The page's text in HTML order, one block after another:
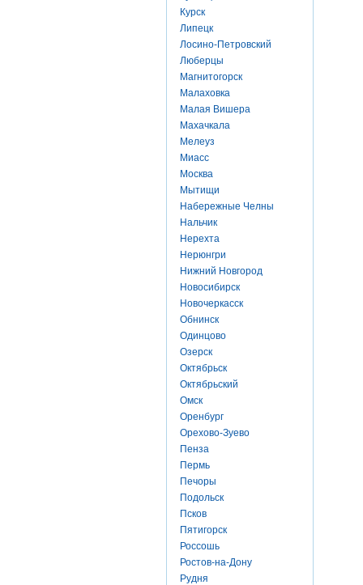
Курск
Липецк
Лосино-Петровский
Люберцы
Магнитогорск
Малаховка
Малая Вишера
Махачкала
Мелеуз
Миасс
Москва
Мытищи
Набережные Челны
Нальчик
Нерехта
Нерюнгри
Нижний Новгород
Новосибирск
Новочеркасск
Обнинск
Одинцово
Озерск
Октябрьск
Октябрьский
Омск
Оренбург
Орехово-Зуево
Пенза
Пермь
Печоры
Подольск
Псков
Пятигорск
Россошь
Ростов-на-Дону
Рудня